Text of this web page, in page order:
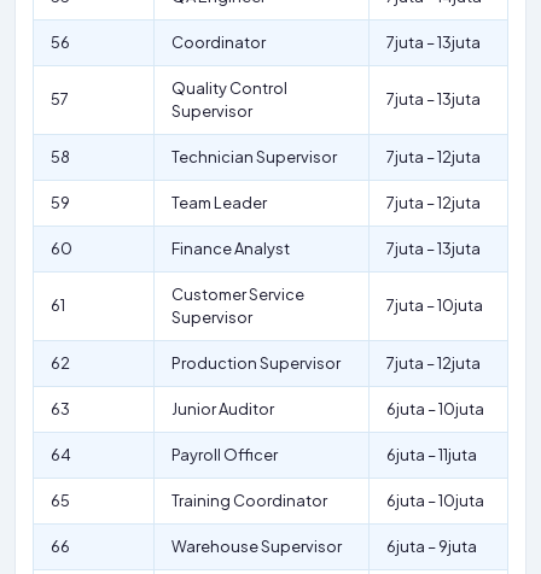
56 Coordinator 7juta – 13juta
57
Quality Control
Supervisor
7juta – 13juta
58 Technician Supervisor 7juta – 12juta
59 Team Leader 7juta – 12juta
60 Finance Analyst 7juta – 13juta
61
Customer Service
Supervisor
7juta – 10juta
62 Production Supervisor 7juta – 12juta
63 Junior Auditor 6juta – 10juta
64 Payroll Officer 6juta – 11juta
65 Training Coordinator 6juta – 10juta
66 Warehouse Supervisor 6juta – 9juta